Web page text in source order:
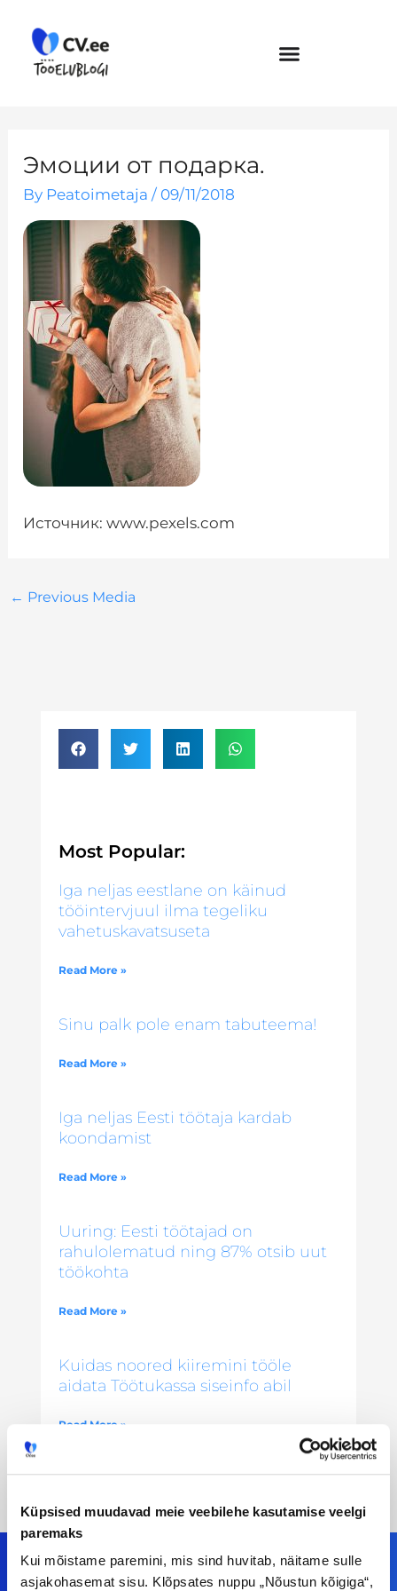
Küpsised muudavad meie veebilehe kasutamise veelgi
paremaks
Kui mõistame paremini, mis sind huvitab, näitame sulle
asjakohasemat sisu. Klõpsates nuppu „Nõustun kõigiga“,
content
Эмоции от подарка.
By Peatoimetaja/ 09/11/2018
Источник: www.pexels.com
← Previous Media
Most Popular:
Iga neljas eestlane on käinud
tööintervjuul ilma tegeliku
vahetuskavatsuseta
Read More »
Sinu palk pole enam tabuteema!
Read More »
Iga neljas Eesti töötaja kardab
koondamist
Read More »
Uuring: Eesti töötajad on
rahulolematud ning 87% otsib uut
töökohta
Read More »
Kuidas noored kiiremini tööle
aidata Töötukassa siseinfo abil
Read More »